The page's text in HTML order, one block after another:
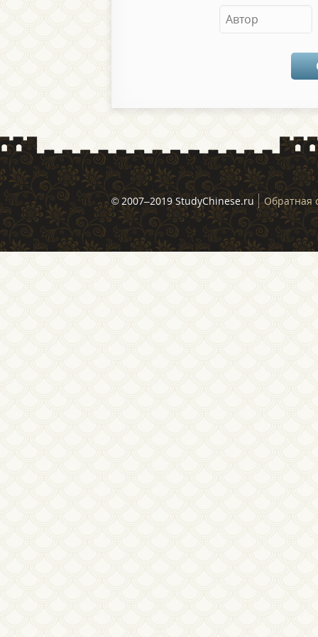
© 2007–2019 StudyChinese.ru Обратная